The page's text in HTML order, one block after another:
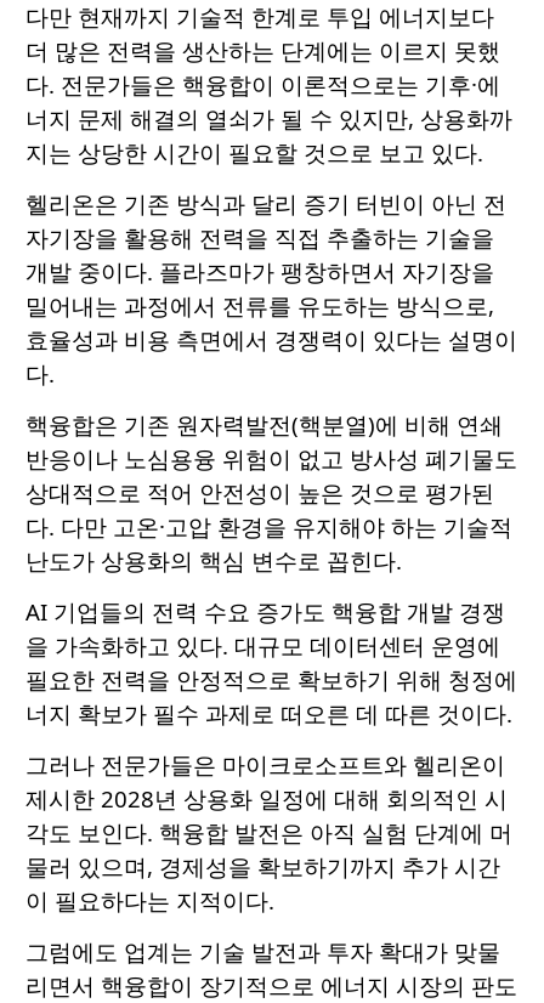
다만 현재까지 기술적 한계로 투입 에너지보다
더 많은 전력을 생산하는 단계에는 이르지 못했
다. 전문가들은 핵융합이 이론적으로는 기후·에
너지 문제 해결의 열쇠가 될 수 있지만, 상용화까
지는 상당한 시간이 필요할 것으로 보고 있다.
헬리온은 기존 방식과 달리 증기 터빈이 아닌 전
자기장을 활용해 전력을 직접 추출하는 기술을
개발 중이다. 플라즈마가 팽창하면서 자기장을
밀어내는 과정에서 전류를 유도하는 방식으로,
효율성과 비용 측면에서 경쟁력이 있다는 설명이
다.
핵융합은 기존 원자력발전(핵분열)에 비해 연쇄
반응이나 노심용융 위험이 없고 방사성 폐기물도
상대적으로 적어 안전성이 높은 것으로 평가된
다. 다만 고온·고압 환경을 유지해야 하는 기술적
난도가 상용화의 핵심 변수로 꼽힌다.
AI 기업들의 전력 수요 증가도 핵융합 개발 경쟁
을 가속화하고 있다. 대규모 데이터센터 운영에
필요한 전력을 안정적으로 확보하기 위해 청정에
너지 확보가 필수 과제로 떠오른 데 따른 것이다.
그러나 전문가들은 마이크로소프트와 헬리온이
제시한 2028년 상용화 일정에 대해 회의적인 시
각도 보인다. 핵융합 발전은 아직 실험 단계에 머
물러 있으며, 경제성을 확보하기까지 추가 시간
이 필요하다는 지적이다.
그럼에도 업계는 기술 발전과 투자 확대가 맞물
리면서 핵융합이 장기적으로 에너지 시장의 판도